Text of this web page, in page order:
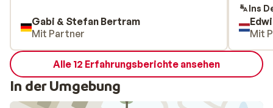
Gabi & Stefan Bertram
Mit Partner
Ins
Mit
Alle 12 Erfahrungsberichte ansehen
In der Umgebung